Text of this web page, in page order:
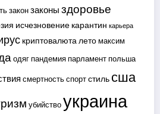
законзаконыздоровье
исчезновение карантин карьера
криптовалюталетомаксим
одягпандемияпарламентпольша
смертностьспортстиль сша
убийствоукраина